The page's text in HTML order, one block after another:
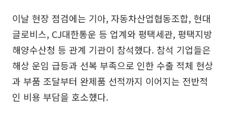
이날 현장 점검에는 기아, 자동차산업협동조합, 현대
글로비스, CJ대한통운 등 업계와 평택세관, 평택지방
해양수산청 등 관계 기관이 참석했다. 참석 기업들은
해상 운임 급등과 선복 부족으로 인한 수출 적체 현상
과 부품 조달부터 완제품 선적까지 이어지는 전반적
인 비용 부담을 호소했다.